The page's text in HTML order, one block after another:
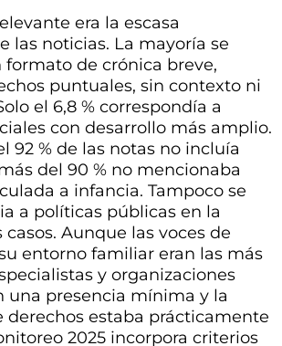
era la escasa
las noticias. La mayoría se
formato de crónica breve,
puntuales, sin contexto ni
el 6,8 % correspondía a
con desarrollo más amplio.
92 % de las notas no incluía
del 90 % no mencionaba
a infancia. Tampoco se
a políticas públicas en la
Aunque las voces de
entorno familiar eran las más
y organizaciones
una presencia mínima y la
derechos estaba prácticamente
2025 incorpora criterios